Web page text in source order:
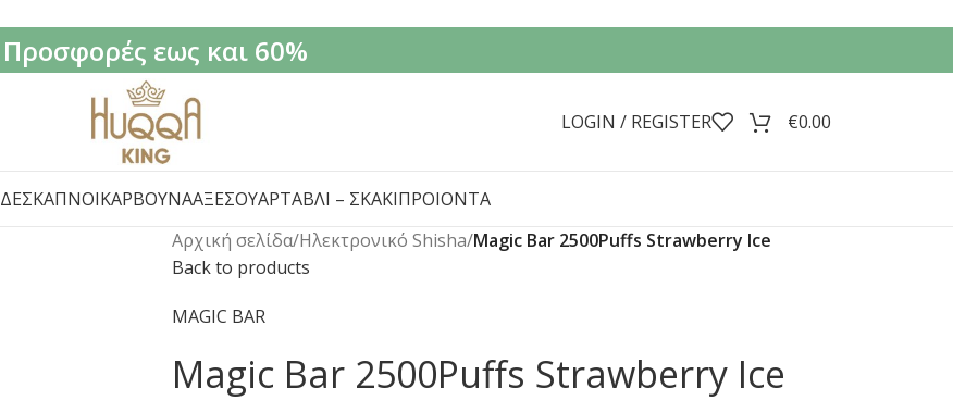
Προσφορές εως και 60%
LOGIN / REGISTER €0.00
ΚΑΠΝΟΊΚΆΡΒΟΥΝΑΑΞΕΣΟΥΆΡΤΆΒΛΙ – ΣΚΆΚΙΠΡΟΙΌΝΤΑ
Αρχική σελίδα/Ηλεκτρονικό Shisha/Magic Bar 2500Puffs Strawberry Ice
Back to products
MAGIC BAR
Magic Bar 2500Puffs Strawberry Ice